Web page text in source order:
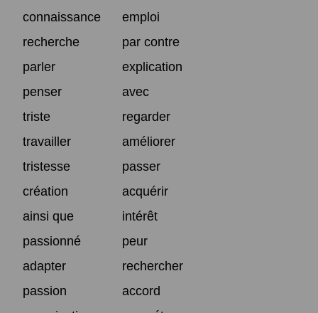
connaissance
emploi
recherche
par contre
parler
explication
penser
avec
triste
regarder
travailler
améliorer
tristesse
passer
création
acquérir
ainsi que
intérêt
passionné
peur
adapter
rechercher
passion
accord